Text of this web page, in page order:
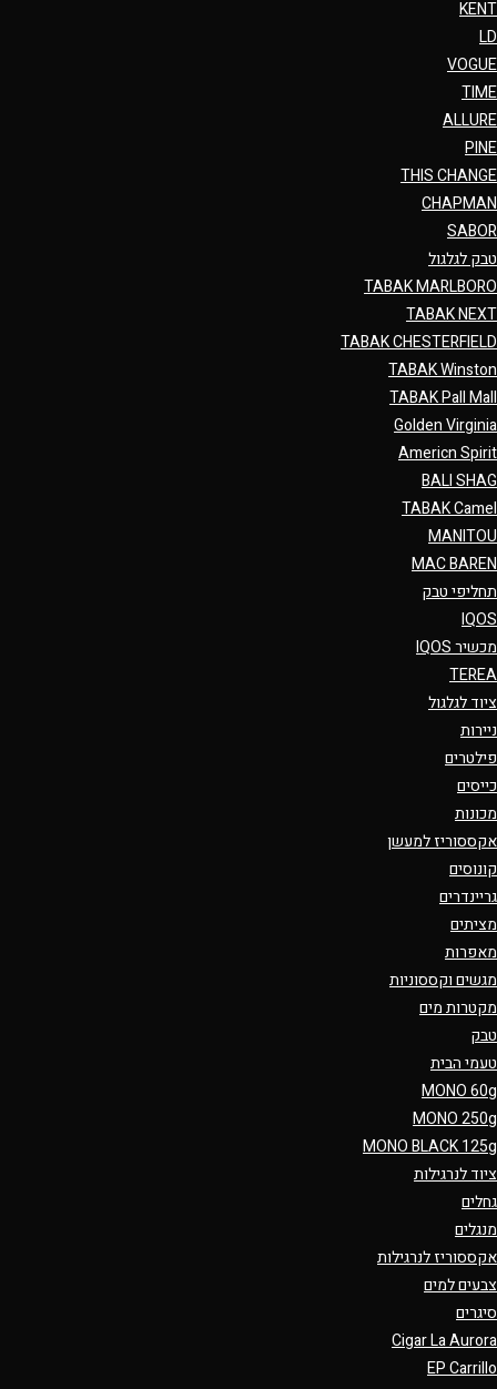
KENT
LD
VOGUE
TIME
ALLURE
PINE
THIS CHANGE
CHAPMAN
SABOR
טבק לגלגול
TABAK MARLBORO
TABAK NEXT
TABAK CHESTERFIELD
TABAK Winston
TABAK Pall Mall
Golden Virginia
Americn Spirit
BALI SHAG
TABAK Camel
MANITOU
MAC BAREN
תחליפי טבק
IQOS
מכשיר IQOS
TEREA
ציוד לגלגול
ניירות
פילטרים
כייסים
מכונות
אקססוריז למעשן
קונוסים
גריינדרים
מציתים
מאפרות
מגשים וקססוניות
מקטרות מים
טבק
טעמי הבית
MONO 60g
MONO 250g
MONO BLACK 125g
ציוד לנרגילות
גחלים
מנגלים
אקססוריז לנרגילות
צבעים למים
סיגרים
Cigar La Aurora
EP Carrillo